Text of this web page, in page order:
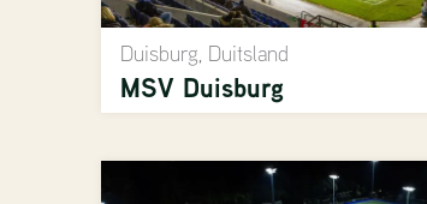
Duisburg, Duitsland
MSV Duisburg